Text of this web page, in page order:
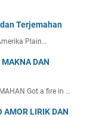
Terjemahan
Plain…
MAKNA DAN
Got a fire in …
AMOR LIRIK DAN